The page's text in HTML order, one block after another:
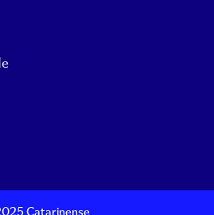
Catarinense